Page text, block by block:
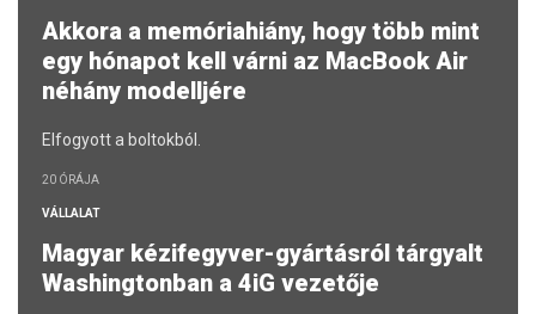
Akkora a memóriahiány, hogy több mint
egy hónapot kell várni az MacBook Air
néhány modelljére
Elfogyott a boltokból.
20 ÓRÁJA
VÁLLALAT
Magyar kézifegyver-gyártásról tárgyalt
Washingtonban a 4iG vezetője